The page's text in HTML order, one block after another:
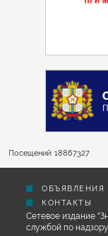
Посещений: 18867327
ОБЪЯВЛЕНИЯ
КОНТАКТЫ
Сетевое издание
службой по